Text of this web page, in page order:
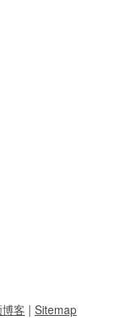
客 | Sitemap